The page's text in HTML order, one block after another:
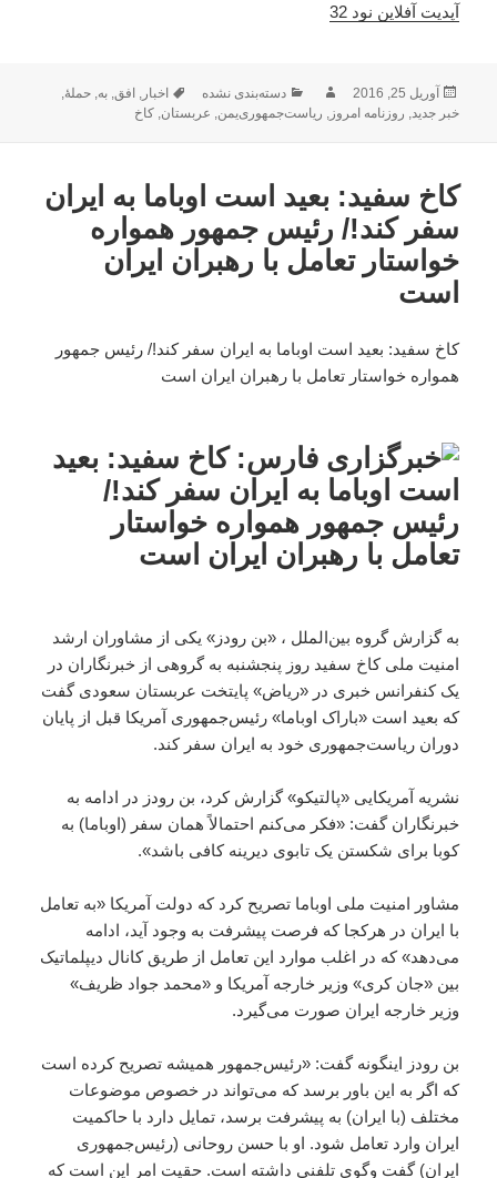
آپدیت آفلاین نود 32
ارسال
شده
آوریل 25, 2016 نویسندهدسته‌ها
دسته‌بندی نشده برچسب‌ها
اخبار ,افق ,به ,حملۀ
خبر جدید
روزنامه امروز ریاست‌جمهوری‌یمن عربستان ,کاخ
کاخ سفید: بعید است اوباما به ایران
سفر کند!/ رئیس جمهور همواره
خواستار تعامل با رهبران ایران
است
کاخ سفید: بعید است اوباما به ایران سفر کند!/ رئیس جمهور
همواره خواستار تعامل با رهبران ایران است
به گزارش گروه بین‌الملل ، «بن رودز» یکی از مشاوران ارشد
امنیت ملی کاخ سفید روز پنجشنبه به گروهی از خبرنگاران در
یک کنفرانس خبری در «ریاض» پایتخت عربستان سعودی گفت
که بعید است «باراک اوباما» رئیس‌جمهوری آمریکا قبل از پایان
دوران ریاست‌جمهوری خود به ایران سفر کند.
نشریه آمریکایی «پالتیکو» گزارش کرد، بن رودز در ادامه به
خبرنگاران گفت: «فکر می‌کنم احتمالاً همان سفر (اوباما) به
کوبا برای شکستن یک تابوی دیرینه کافی باشد».
مشاور امنیت ملی اوباما تصریح کرد که دولت آمریکا «به تعامل
با ایران در هرکجا که فرصت پیشرفت به وجود آید، ادامه
می‌دهد» که در اغلب موارد این تعامل از طریق کانال دیپلماتیک
بین «جان کری» وزیر خارجه آمریکا و «محمد جواد ظریف»
وزیر خارجه ایران صورت می‌گیرد.
بن رودز اینگونه گفت: «رئیس‌جمهور همیشه تصریح کرده است
که اگر به این باور برسد که می‌تواند در خصوص موضوعات
مختلف (با ایران) به پیشرفت برسد، تمایل دارد با حاکمیت
ایران وارد تعامل شود. او با حسن روحانی (رئیس‌جمهوری
ایران) گفت وگوی تلفنی داشته است. حقیت امر این است که